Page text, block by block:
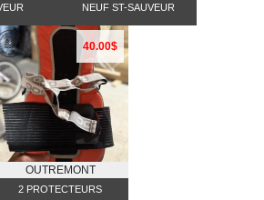
NEUF ST-SAUVEUR
40.00$
OUTREMONT
2 PROTECTEURS